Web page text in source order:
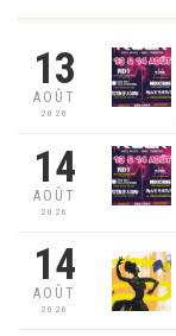
13
AOÛT
2026
14
AOÛT
2026
14
AOÛT
2026